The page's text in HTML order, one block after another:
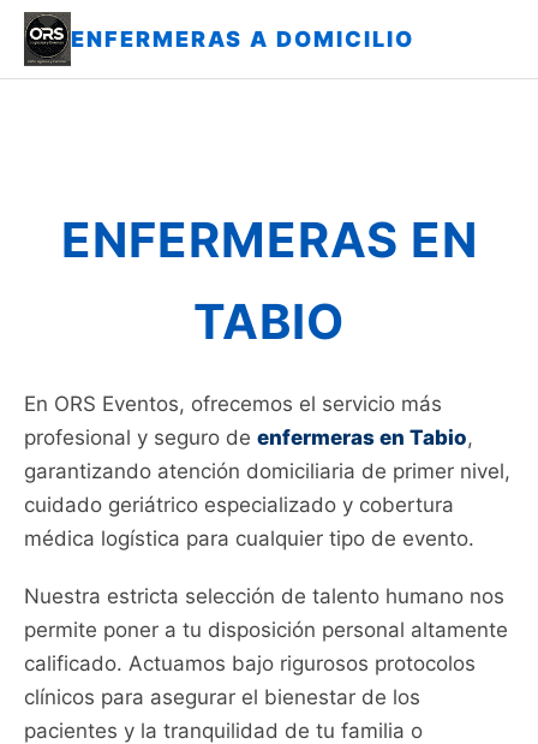
ENFERMERAS A DOMICILIO
ENFERMERAS EN
TABIO
En ORS Eventos, ofrecemos el servicio más
profesional y seguro de enfermeras en Tabio,
garantizando atención domiciliaria de primer nivel,
cuidado geriátrico especializado y cobertura
médica logística para cualquier tipo de evento.
Nuestra estricta selección de talento humano nos
permite poner a tu disposición personal altamente
calificado. Actuamos bajo rigurosos protocolos
clínicos para asegurar el bienestar de los
pacientes y la tranquilidad de tu familia o